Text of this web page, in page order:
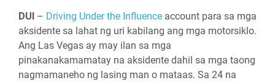
DUI – Driving Under the Influence account para sa mga
aksidente sa lahat ng uri kabilang ang mga motorsiklo.
Ang Las Vegas ay may ilan sa mga
pinakanakamamatay na aksidente dahil sa mga taong
nagmamaneho ng lasing man o mataas. Sa 24 na